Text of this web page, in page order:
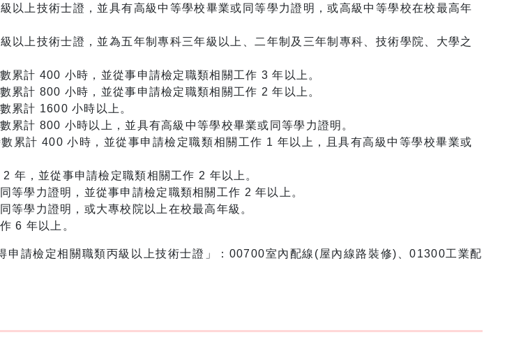
以上技術士證，並具有高級中等學校畢業或同等學力證明，或高級中等學校在校最高年
以上技術士證，並為五年制專科三年級以上、二年制及三年制專科、技術學院、大學之
累計 400 小時，並從事申請檢定職類相關工作 3 年以上。
累計 800 小時，並從事申請檢定職類相關工作 2 年以上。
累計 1600 小時以上。
累計 800 小時以上，並具有高級中等學校畢業或同等學力證明。
累計 400 小時，並從事申請檢定職類相關工作 1 年以上，且具有高級中等學校畢業或
年，並從事申請檢定職類相關工作 2 年以上。
等學力證明，並從事申請檢定職類相關工作 2 年以上。
等學力證明，或大專校院以上在校最高年級。
6 年以上。
申請檢定相關職類丙級以上技術士證」：00700室內配線(屋內線路裝修)、01300工業配